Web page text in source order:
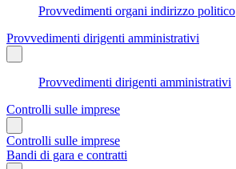
Provvedimenti organi indirizzo politico
Provvedimenti dirigenti amministrativi
Provvedimenti dirigenti amministrativi
Controlli sulle imprese
Controlli sulle imprese
Bandi di gara e contratti